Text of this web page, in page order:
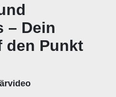
– Dein
den Punkt